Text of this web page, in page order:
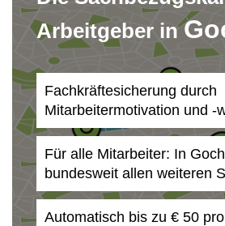
Arbeitgeber in
Fachkräftesicherung durch
Mitarbeitermotivation und -
Für alle Mitarbeiter: In
bundesweit allen weiteren
Automatisch bis zu € 50